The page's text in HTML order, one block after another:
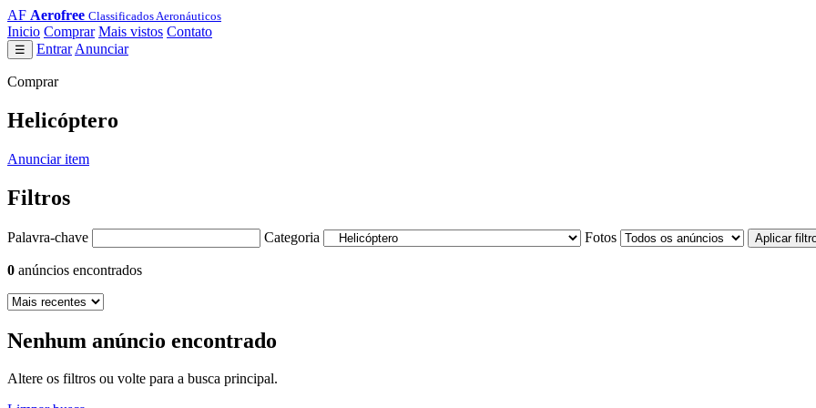
AF Aerofree Classificados Aeronáuticos
Inicio Comprar Mais vistos Contato
☰ Entrar Anunciar
Comprar
Helicóptero
Anunciar item
Filtros
Palavra-chave Categoria Fotos Aplicar
0 anúncios encontrados
Nenhum anúncio encontrado
Altere os filtros ou volte para a busca principal.